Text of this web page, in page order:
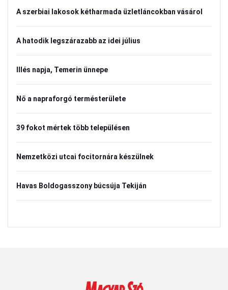
A szerbiai lakosok kétharmada üzletláncokban vásárol
A hatodik legszárazabb az idei július
Illés napja, Temerin ünnepe
Nő a napraforgó termésterülete
39 fokot mértek több településen
Nemzetközi utcai focitornára készülnek
Havas Boldogasszony búcsúja Tekiján